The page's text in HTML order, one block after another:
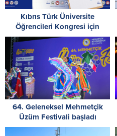
Kıbrıs Türk Üniversite
Öğrencileri Kongresi için
kayıtlar sürüyor
64. Geleneksel Mehmetçik
Üzüm Festivali başladı